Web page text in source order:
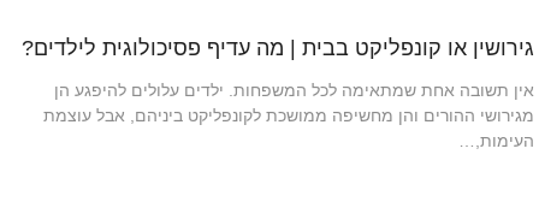
גירושין או קונפליקט בבית | מה עדיף פסיכולוגית לילדים?
אין תשובה אחת שמתאימה לכל המשפחות. ילדים עלולים להיפגע הן
מגירושי ההורים והן מחשיפה ממושכת לקונפליקט ביניהם, אבל עוצמת
העימות,…